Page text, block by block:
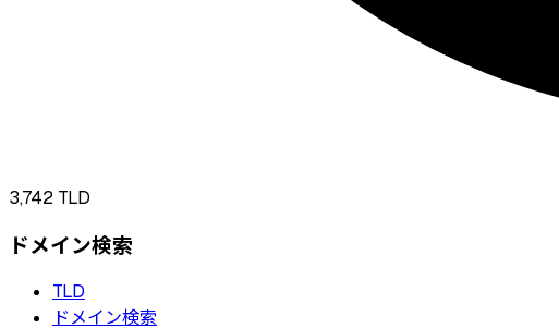
3,742 TLD
ドメイン検索
TLD
ドメイン検索